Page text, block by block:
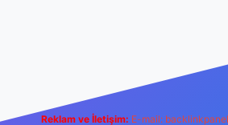
Reklam ve İletişim: E-mail: